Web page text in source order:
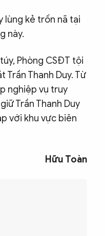
lùng kẻ trốn nã tại
này.
Phòng CSĐT tội
Trần Thanh Duy. Từ
nghiệp vụ truy
Trần Thanh Duy
với khu vực biên
Hữu Toàn